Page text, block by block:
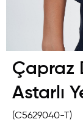
Çapraz
Astarlı
(C5629040-T)